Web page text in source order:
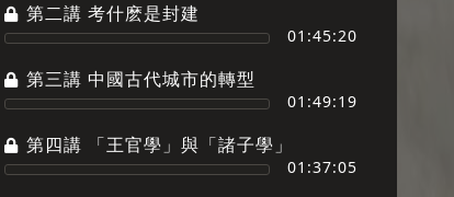
第二講 考什麽是封建
01:45:20
第三講 中國古代城市的轉型
01:49:19
第四講 「王官學」與「諸子學」
01:37:05